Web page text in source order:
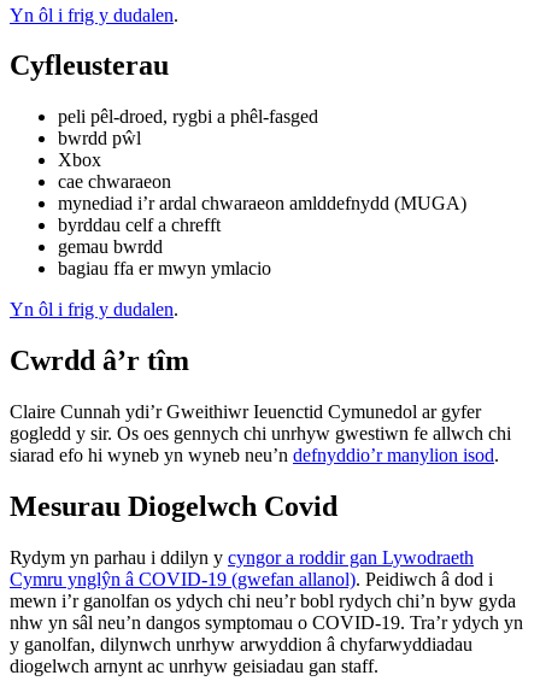
Yn ôl i frig y dudalen.
Cyfleusterau
peli pêl-droed, rygbi a phêl-fasged
bwrdd pŵl
Xbox
cae chwaraeon
mynediad i’r ardal chwaraeon amlddefnydd (MUGA)
byrddau celf a chrefft
gemau bwrdd
bagiau ffa er mwyn ymlacio
Yn ôl i frig y dudalen.
Cwrdd â’r tîm
Claire Cunnah ydi’r Gweithiwr Ieuenctid Cymunedol ar gyfer
gogledd y sir. Os oes gennych chi unrhyw gwestiwn fe allwch chi
siarad efo hi wyneb yn wyneb neu’n defnyddio’r manylion isod.
Mesurau Diogelwch Covid
Rydym yn parhau i ddilyn y cyngor a roddir gan Lywodraeth
Cymru ynglŷn â COVID-19 (gwefan allanol). Peidiwch â dod i
mewn i’r ganolfan os ydych chi neu’r bobl rydych chi’n byw gyda
nhw yn sâl neu’n dangos symptomau o COVID-19. Tra’r ydych yn
y ganolfan, dilynwch unrhyw arwyddion â chyfarwyddiadau
diogelwch arnynt ac unrhyw geisiadau gan staff.